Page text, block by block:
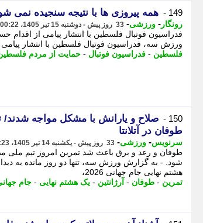
149 - همه پیروزی ها با نتیجه سنجیده نمی
رونگار - ورزشی- 33 روز پیش - دوشنبه 15 تیر 1405، 00:22
فدراسیون فوتبال فلسطین با انتشار پیامی از
ورزش سه، فدراسیون فوتبال فلسطین با انتشار
فلسطین - فدراسیون فوتبال - حمایت از مردم
150 -
صلاح و یارانش با مشکل مواجه شدند/
طوفان در آتلانتا
سرنویس- ورزشی- 33 روز پیش - یکشنبه 14 تیر 1405، 22:23
طوفان و رعد و برق باعث شد تمرین امروز تیم ملی
شود. - به گزارش ورزش سه، تنها دو روز مانده به
هشتم نهایی جام جهانی 2026،
تمرین - طوفان - آرژانتین - یک هشتم نهایی - جام جهانی